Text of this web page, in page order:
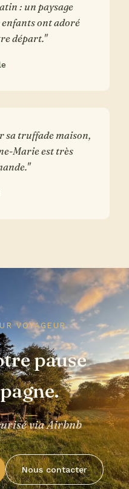
: un paysage
ont adoré
départ."
sa truffade maison,
Marie est très
VOYAGEUR
pause
via Airbnb
Nous contacter